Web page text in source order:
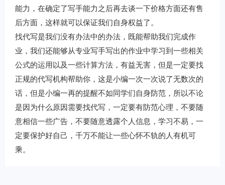
能力，在确定了写手能力之后再去谈一下价格方面还有售
后方面，这样就可以保证我们自身权益了。
找代写是我们没有办法中的办法，既能帮助我们完成作
业，我们还能够从专业写手写出的作业中学习到一些相关
公式的运用以及一些计算方法，有益无害，但是一定要找
正规的代写机构帮助你，这是小编一次一次说了无数次的
话，但是小编一再的提醒不如同学们自身防范，所以不论
是因为什么原因需要找代写，一定要有防范心理，不要随
意相信一些广告，不要随意透露个人信息，学习不易，一
定要保护好自己，千万不能让一些心怀不轨的人有机可
乘。